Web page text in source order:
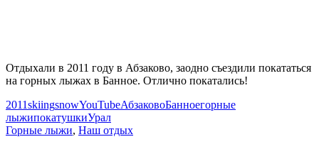
Отдыхали в 2011 году в Абзаково, заодно съездили покататься
на горных лыжах в Банное. Отлично покатались!
2011skiingsnowYouTubeАбзаковоБанноегорные
лыжипокатушкиУрал
Горные лыжи, Наш отдых